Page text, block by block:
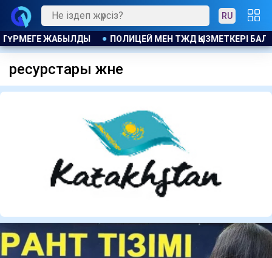
RU
ҚҰТҚАРЫП ҚАЛДЫ ҚАЗАҚСТАНДЫҚТАРДЫҢ ЗЕЙНЕТАҚЫ
ресурстары және